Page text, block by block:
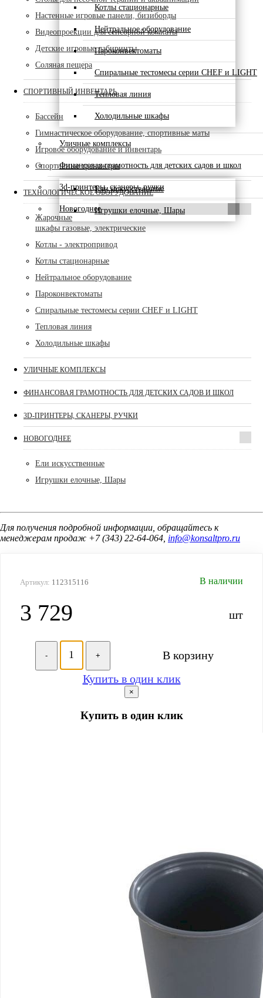
Котлы стационарные
Нейтральное оборудование
Пароконвектоматы
Спиральные тестомесы серии CHEF и LIGHT
Тепловая линия
Холодильные шкафы
Уличные комплексы
Финансовая грамотность для детских садов и школ
3d-принтеры, сканеры, ручки
Новогоднее
Ели искусственные
Игрушки елочные, Шары
Настенные игровые панели, бизиборды
Видеопроекции для сенсорной комнаты
Детские игровые лабиринты
Соляная пещера
СПОРТИВНЫЙ ИНВЕНТАРЬ
Бассейн
Гимнастическое оборудование, спортивные маты
Игровое оборудование и инвентарь
Спортивные тренажеры
ТЕХНОЛОГИЧЕСКОЕ ОБОРУДОВАНИЕ
Жарочные
шкафы газовые, электрические
Котлы - электропривод
Котлы стационарные
Нейтральное оборудование
Пароконвектоматы
Спиральные тестомесы серии CHEF и LIGHT
Тепловая линия
Холодильные шкафы
УЛИЧНЫЕ КОМПЛЕКСЫ
ФИНАНСОВАЯ ГРАМОТНОСТЬ ДЛЯ ДЕТСКИХ САДОВ И ШКОЛ
3D-ПРИНТЕРЫ, СКАНЕРЫ, РУЧКИ
НОВОГОДНЕЕ
Ели искусственные
Игрушки елочные, Шары
Для получения подробной информации, обращайтесь к
менеджерам продаж +7 (343) 22-64-064, info@konsaltpro.ru
Артикул: 112315116 В наличии
3 729 шт
- +
В корзину
Купить в один клик
×
Купить в один клик